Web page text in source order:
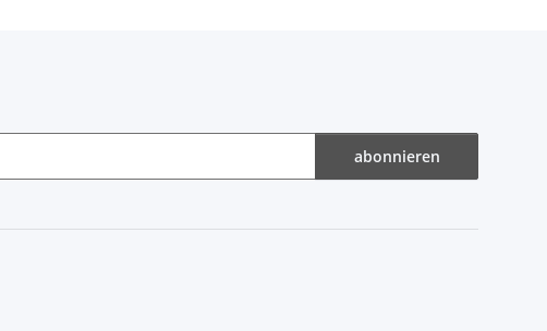
abonnieren